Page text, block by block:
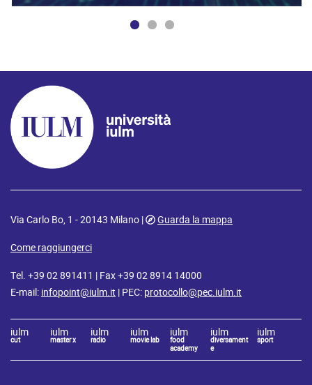
Via Carlo Bo, 1 - 20143 Milano |
Guarda la mappa
Come raggiungerci
Tel. +39 02 891411 | Fax +39 02 8914 14000
E-mail: infopoint@iulm.it | PEC: protocollo@pec.iulm.it
iulm
cut
iulm
master x
iulm
radio
iulm
movie lab
iulm
food
academy
iulm
diversament
e
iulm
sport